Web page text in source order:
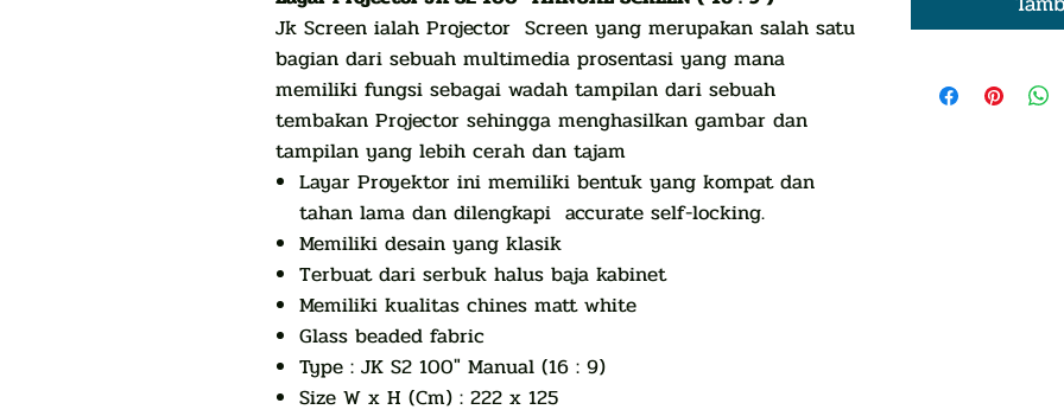
Jk Screen ialah Projector Screen yang merupakan salah satu
bagian dari sebuah multimedia prosentasi yang mana
memiliki fungsi sebagai wadah tampilan dari sebuah
tembakan Projector sehingga menghasilkan gambar dan
tampilan yang lebih cerah dan tajam
Layar Proyektor ini memiliki bentuk yang kompat dan
tahan lama dan dilengkapi accurate self-locking.
Memiliki desain yang klasik
Terbuat dari serbuk halus baja kabinet
Memiliki kualitas chines matt white
Glass beaded fabric
Type : JK S2 100″ Manual (16 : 9)
Size W x H (Cm) : 222 x 125